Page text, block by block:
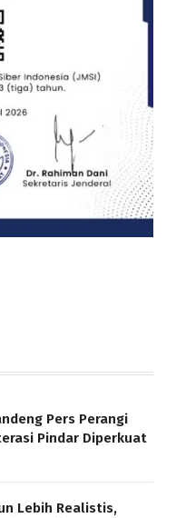
Pers Perangi
Pindar Diperkuat
Lebih Realistis,